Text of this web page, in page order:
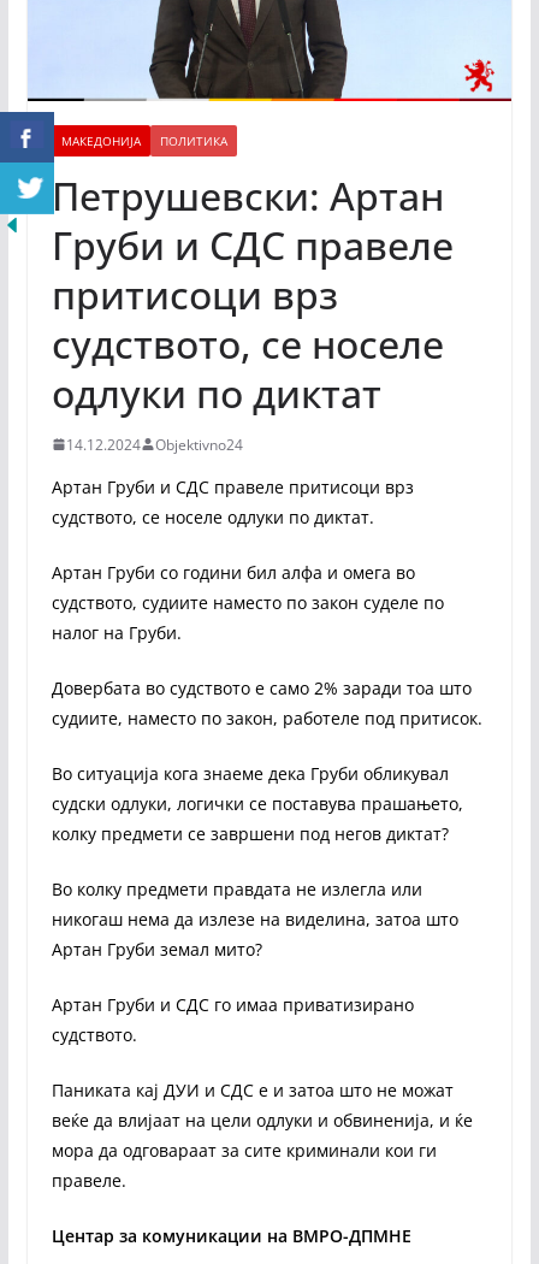
МАКЕДОНИЈА ПОЛИТИКА
Петрушевски: Артан
Груби и СДС правеле
притисоци врз
судството, се носеле
одлуки по диктат
14.12.2024 Objektivno24
Артан Груби и СДС правеле притисоци врз
судството, се носеле одлуки по диктат.
Артан Груби со години бил алфа и омега во
судството, судиите наместо по закон суделе по
налог на Груби.
Довербата во судството е само 2% заради тоа што
судиите, наместо по закон, работеле под притисок.
Во ситуација кога знаеме дека Груби обликувал
судски одлуки, логички се поставува прашањето,
колку предмети се завршени под негов диктат?
Во колку предмети правдата не излегла или
никогаш нема да излезе на виделина, затоа што
Артан Груби земал мито?
Артан Груби и СДС го имаа приватизирано
судството.
Паниката кај ДУИ и СДС е и затоа што не можат
веќе да влијаат на цели одлуки и обвиненија, и ќе
мора да одговараат за сите криминали кои ги
правеле.
Центар за комуникации на ВМРО-ДПМНЕ